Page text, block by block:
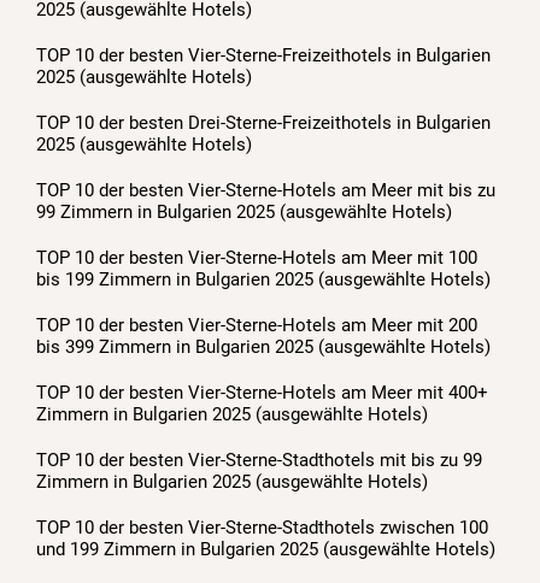
2025 (ausgewählte Hotels)
TOP 10 der besten Vier-Sterne-Freizeithotels in Bulgarien
2025 (ausgewählte Hotels)
TOP 10 der besten Drei-Sterne-Freizeithotels in Bulgarien
2025 (ausgewählte Hotels)
TOP 10 der besten Vier-Sterne-Hotels am Meer mit bis zu
99 Zimmern in Bulgarien 2025 (ausgewählte Hotels)
TOP 10 der besten Vier-Sterne-Hotels am Meer mit 100
bis 199 Zimmern in Bulgarien 2025 (ausgewählte Hotels)
TOP 10 der besten Vier-Sterne-Hotels am Meer mit 200
bis 399 Zimmern in Bulgarien 2025 (ausgewählte Hotels)
TOP 10 der besten Vier-Sterne-Hotels am Meer mit 400+
Zimmern in Bulgarien 2025 (ausgewählte Hotels)
TOP 10 der besten Vier-Sterne-Stadthotels mit bis zu 99
Zimmern in Bulgarien 2025 (ausgewählte Hotels)
TOP 10 der besten Vier-Sterne-Stadthotels zwischen 100
und 199 Zimmern in Bulgarien 2025 (ausgewählte Hotels)